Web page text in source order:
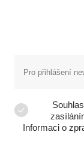
Informaci o